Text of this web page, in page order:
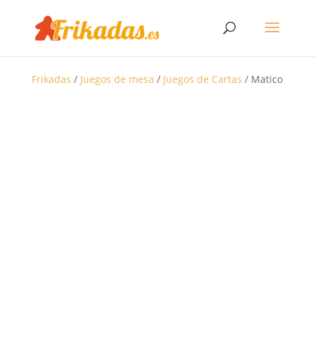
Frikadas / Juegos de mesa / Juegos de Cartas / Matico